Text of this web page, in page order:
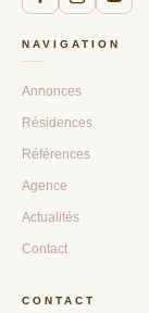
NAVIGATION
Annonces
Résidences
Références
Agence
Actualités
Contact
CONTACT